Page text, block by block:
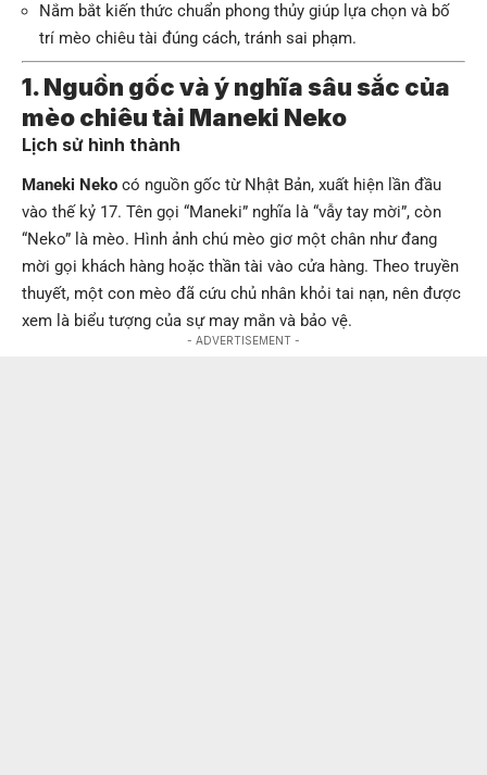
Nắm bắt kiến thức chuẩn phong thủy giúp lựa chọn và bố
trí mèo chiêu tài đúng cách, tránh sai phạm.
1. Nguồn gốc và ý nghĩa sâu sắc của
mèo chiêu tài Maneki Neko
Lịch sử hình thành
Maneki Neko có nguồn gốc từ Nhật Bản, xuất hiện lần đầu
vào thế kỷ 17. Tên gọi “Maneki” nghĩa là “vẫy tay mời”, còn
“Neko” là mèo. Hình ảnh chú mèo giơ một chân như đang
mời gọi khách hàng hoặc thần tài vào cửa hàng. Theo truyền
thuyết, một con mèo đã cứu chủ nhân khỏi tai nạn, nên được
xem là biểu tượng của sự may mắn và bảo vệ.
- ADVERTISEMENT -